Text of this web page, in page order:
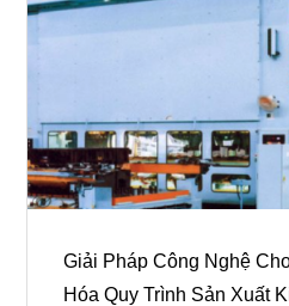
Giải Pháp Công Nghệ
Hóa Quy Trình Sản Xuất